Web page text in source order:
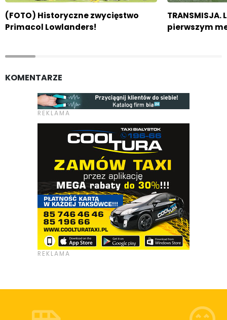
(FOTO) Historyczne zwycięstwo
Primacol Lowlanders!
pierwszym
KOMENTARZE